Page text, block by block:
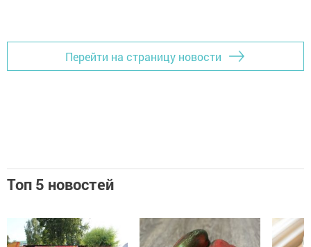
Перейти на страницу новости
Топ 5 новостей